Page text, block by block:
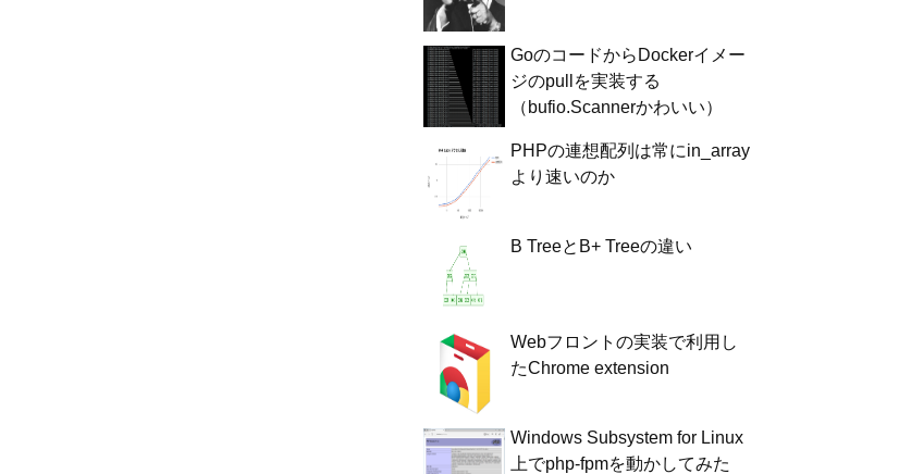
GoのコードからDockerイメー
ジのpullを実装する
（bufio.Scannerかわいい）
PHPの連想配列は常にin_array
より速いのか
B TreeとB+ Treeの違い
Webフロントの実装で利用し
たChrome extension
Windows Subsystem for Linux
上でphp-fpmを動かしてみた